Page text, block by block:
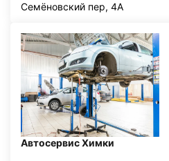
Семёновский пер, 4А
Автосервис Химки